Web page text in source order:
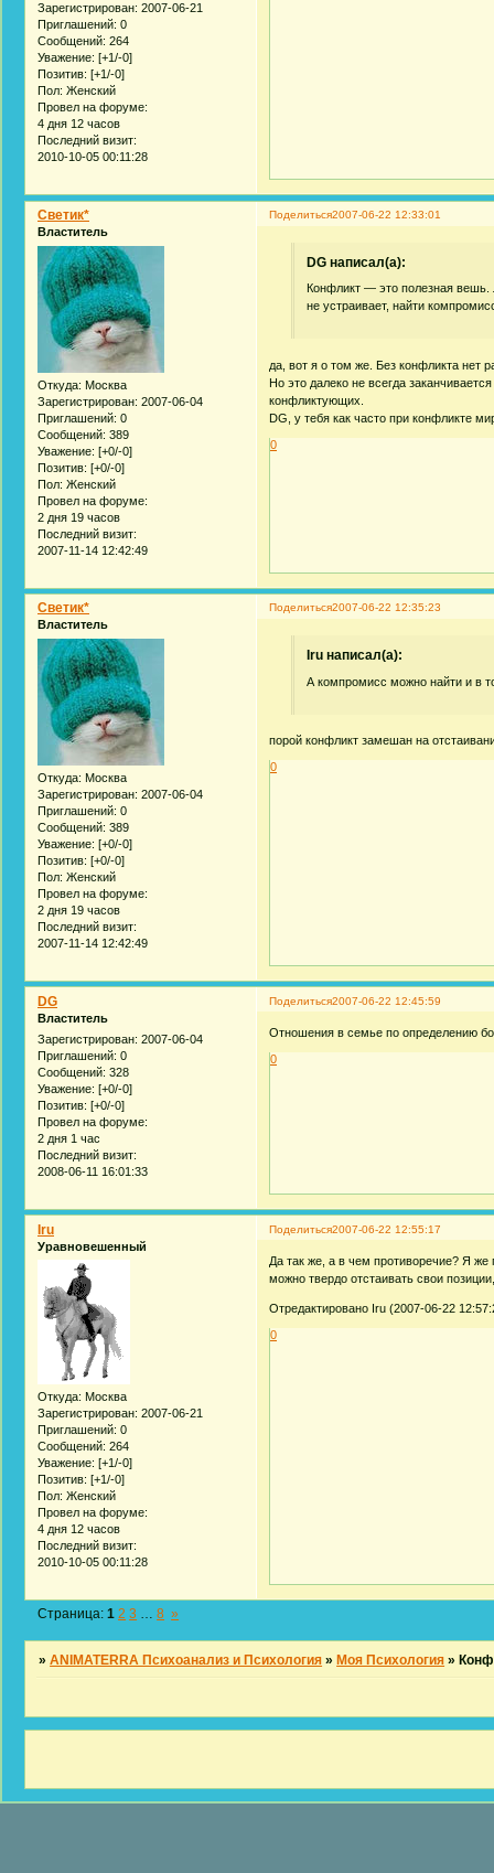
Зарегистрирован: 2007-06-21
Приглашений: 0
Сообщений: 264
Уважение: [+1/-0]
Позитив: [+1/-0]
Пол: Женский
Провел на форуме:
4 дня 12 часов
Последний визит:
2010-10-05 00:11:28
Поделиться2007-06-22 12:33:01
Светик*
Властитель
Откуда: Москва
Зарегистрирован: 2007-06-04
Приглашений: 0
Сообщений: 389
Уважение: [+0/-0]
Позитив: [+0/-0]
Пол: Женский
Провел на форуме:
2 дня 19 часов
Последний визит:
2007-11-14 12:42:49
DG написал(а):
Конфликт — это полезная вешь.
не устраивает, найти
да, вот я о том же. Без конфликта нет
Но это далеко не всегда
конфликтующих.
DG, у тебя как часто при конфликте
0
Поделиться2007-06-22 12:35:23
Светик*
Властитель
Откуда: Москва
Зарегистрирован: 2007-06-04
Приглашений: 0
Сообщений: 389
Уважение: [+0/-0]
Позитив: [+0/-0]
Пол: Женский
Провел на форуме:
2 дня 19 часов
Последний визит:
2007-11-14 12:42:49
Iru написал(а):
А компромисс можно найти и в
порой конфликт замешан на
0
Поделиться2007-06-22 12:45:59
DG
Властитель
Зарегистрирован: 2007-06-04
Приглашений: 0
Сообщений: 328
Уважение: [+0/-0]
Позитив: [+0/-0]
Провел на форуме:
2 дня 1 час
Последний визит:
2008-06-11 16:01:33
Отношения в семье по определению
0
Поделиться2007-06-22 12:55:17
Iru
Уравновешенный
Откуда: Москва
Зарегистрирован: 2007-06-21
Приглашений: 0
Сообщений: 264
Уважение: [+1/-0]
Позитив: [+1/-0]
Пол: Женский
Провел на форуме:
4 дня 12 часов
Последний визит:
2010-10-05 00:11:28
Да так же, а в чем противоречие? Я
можно твердо отстаивать свои
Отредактировано Iru (2007-06-22
0
Страница:1 2 3 … 8 »
»ANIMATERRA Психоанализ и Психология » Моя Психология »